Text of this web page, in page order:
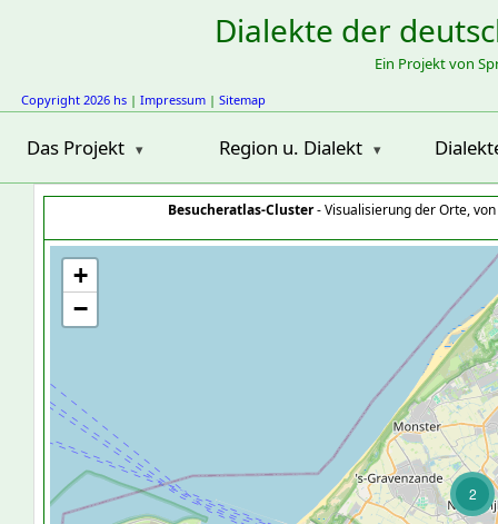
Dialekte der
Ein Projekt von
Copyright 2026 hs | Impressum | Sitemap
Das Projekt Region u. Dialekt
Besucheratlas-Cluster- Visualisierung der Orte,
2
+
−